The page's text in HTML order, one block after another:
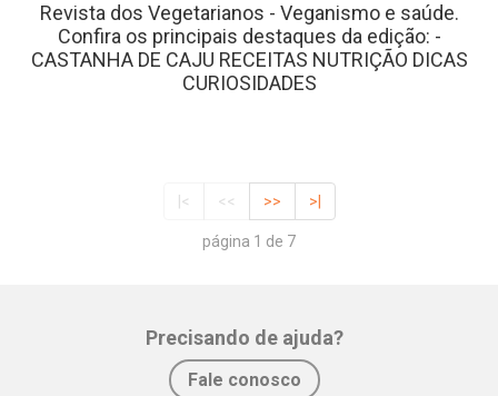
Revista dos Vegetarianos - Veganismo e saúde.
Confira os principais destaques da edição: -
CASTANHA DE CAJU RECEITAS NUTRIÇÃO DICAS
CURIOSIDADES
|< << >> >|
página 1 de 7
Precisando de ajuda?
Fale conosco